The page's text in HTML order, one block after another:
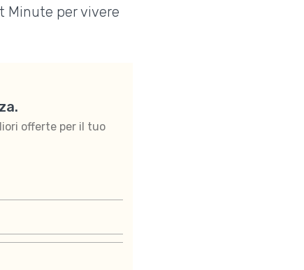
Minute per vivere
offerte per il tuo